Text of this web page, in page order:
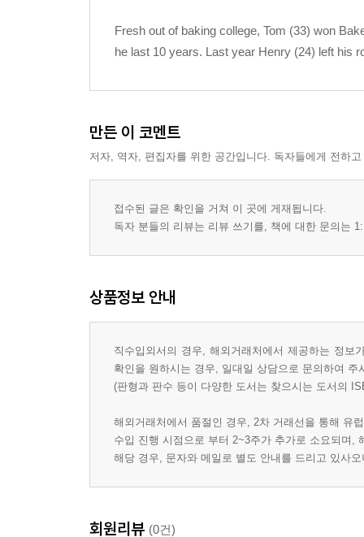
Fresh out of baking college, Tom (33) won
he last 10 years. Last year Henry (24) left his
만든 이 코멘트
저자, 역자, 편집자를 위한 공간입니다. 독자들에게 전하
접수된 글은 확인을 거쳐 이 곳에 게재됩니다.
독자 분들의 리뷰는 리뷰 쓰기를, 책에 대한 문의는
상품정보 안내
직수입외서의 경우, 해외거래처에서 제공하는 정
확인을 원하시는 경우, 일대일 상담으로 문의하여 주
(판형과 판수 등이 다양한 도서는 찾으시는 도서의
해외거래처에서 품절인 경우, 2차 거래선을 통해 유
수입 진행 시점으로 부터 2~3주가 추가로 소요되며,
해당 경우, 문자와 메일로 별도 안내를 드리고 있사
회원리뷰 (0건)